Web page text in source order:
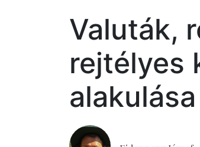
Valuták,
rejtélyes
alakulása